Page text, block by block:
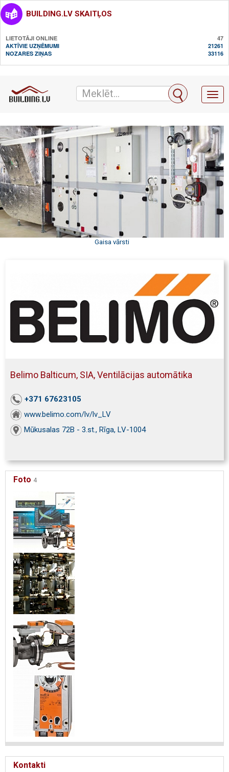
BUILDING.LV SKAITĻOS
LIETOTĀJI ONLINE
47
AKTĪVIE UZŅĒMUMI
21261
NOZARES ZIŅAS
33116
Gaisa vārsti
Belimo Balticum, SIA, Ventilācijas automātika
+371 67623105
www.belimo.com/lv/lv_LV
Mūkusalas 72B - 3.st., Rīga, LV-1004
Foto 4
Kontakti